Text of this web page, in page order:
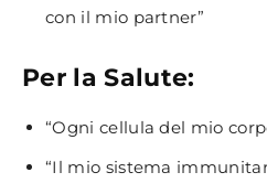
con il mio partner”
Per la Salute:
“Ogni cellula del mio
“Il mio sistema